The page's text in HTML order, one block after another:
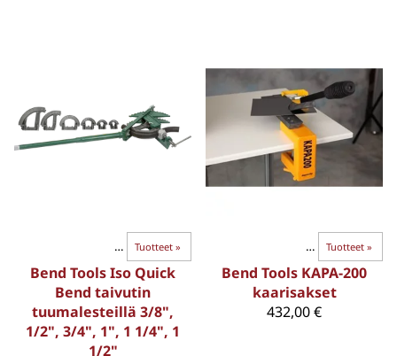
Tuotteet ‪»
Bend Tools Iso Quick
Bend taivutin
tuumalesteillä 3/8",
1/2", 3/4", 1", 1 1/4", 1
1/2"
Tuotteet ‪»
KAARISAKSET ‪»
Bend Tools KAPA-200
kaarisakset
432,00 €